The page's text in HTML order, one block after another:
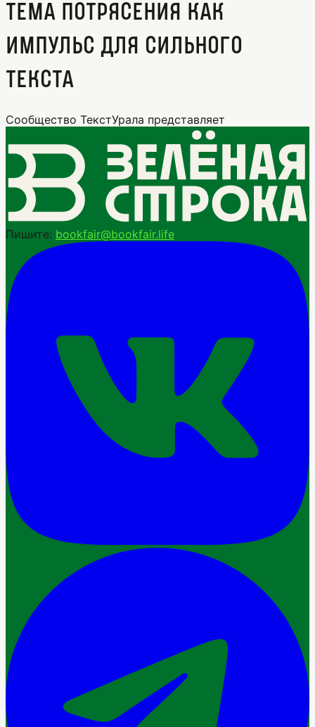
Тема потрясения как
импульс для сильного
текста
Сообщество ТекстУрала представляет
Пишите: bookfair@bookfair.life